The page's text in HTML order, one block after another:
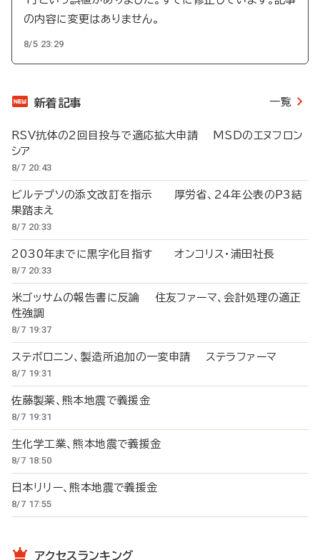
の内容に変更はありません。
8/5 23:29
新着記事 一覧
RSV抗体の2回目投与で適応拡大申請 MSDのエヌフロン
シア
8/7 20:43
ビルテプソの添文改訂を指示 厚労省、24年公表のP3結
果踏まえ
8/7 20:33
2030年までに黒字化目指す オンコリス・浦田社長
8/7 20:33
米ゴッサムの報告書に反論 住友ファーマ、会計処理の適正
性強調
8/7 19:37
ステボロニン、製造所追加の一変申請 ステラファーマ
8/7 19:31
佐藤製薬、熊本地震で義援金
8/7 19:31
生化学工業、熊本地震で義援金
8/7 18:50
日本リリー、熊本地震で義援金
8/7 17:55
アクセスランキング